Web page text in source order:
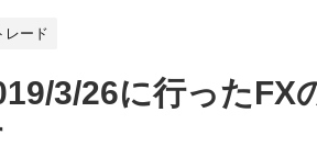
レード
3/26に行ったFX